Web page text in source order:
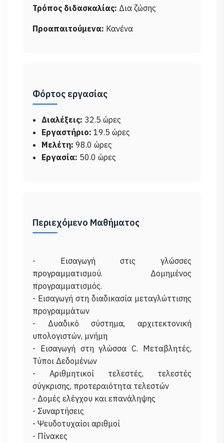
Τρόπος διδασκαλίας: Δια ζώσης
Προαπαιτούμενα: Κανένα
Φόρτος εργασίας
Διαλέξεις: 32.5 ώρες
Εργαστήριο: 19.5 ώρες
Μελέτη: 98.0 ώρες
Εργασία: 50.0 ώρες
Περιεχόμενο Μαθήματος
- Εισαγωγή στις γλώσσες
προγραμματισμού. Δομημένος
προγραμματισμός.
- Εισαγωγή στη διαδικασία μεταγλώττισης
προγραμμάτων
- Δυαδικό σύστημα, αρχιτεκτονική
υπολογιστών, μνήμη
- Εισαγωγή στη γλώσσα C. Μεταβλητές,
Τύποι Δεδομένων
- Αριθμητικοί τελεστές, τελεστές
σύγκρισης, προτεραιότητα τελεστών
- Δομές ελέγχου και επανάληψης
- Συναρτήσεις
- Ψευδοτυχαίοι αριθμοί
- Πίνακες